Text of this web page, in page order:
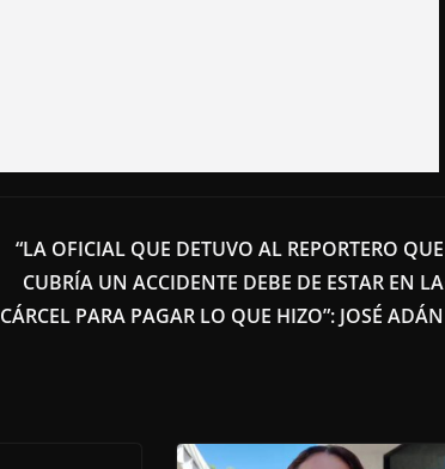
“LA OFICIAL QUE DETUVO AL REPORTERO QUE
CUBRÍA UN ACCIDENTE DEBE DE ESTAR EN LA
CÁRCEL PARA PAGAR LO QUE HIZO”: JOSÉ ADÁN